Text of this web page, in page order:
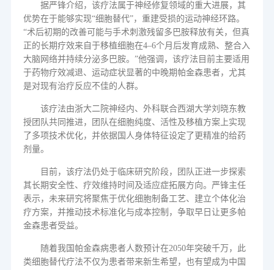
据严锋介绍，该疗法属于神经修复领域的重大进展，其
优势在于能够实现“细胞替代”，重建受损的运动神经环路。
“术后初期的改善可能与手术刺激残留多巴胺释放有关，但真
正的长期疗效来自于移植细胞在4–6个月后发育成熟、整合入
大脑网络并持续分泌多巴胺。”他强调，该疗法目前主要适用
于药物疗效减退、运动症状显著的中晚期帕金森患者，尤其
是对现有治疗反应不佳的人群。
该疗法由浙大二院神经内、外科联合西湖大学刘晓东教
授团队共同推进，团队在细胞纯度、活性及移植方案上实现
了多项技术优化，并依据国人身体特征设定了更精准的给药
剂量。
目前，该疗法仍处于临床研究阶段，团队正进一步探索
其长期安全性、疗效维持时间及适应症拓展方向。严锋主任
表示，未来研究将聚焦于优化细胞制备工艺、建立个体化治
疗方案，并推动技术标准化与成本控制，争取早日让更多帕
金森患者受益。
随着我国帕金森病患者人数预计在2050年突破千万，此
类细胞替代疗法不仅为患者带来新生希望，也有望成为中国